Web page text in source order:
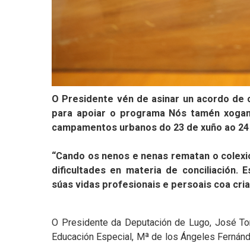
O Presidente vén de asinar un acordo
para apoiar o programa Nós tamén
campamentos urbanos do 23 de xuño ao
“Cando os nenos e nenas rematan o
dificultades en materia de conciliación.
súas vidas profesionais e persoais coa
O Presidente da Deputación de Lugo, José
Educación Especial, Mª de los Ángeles